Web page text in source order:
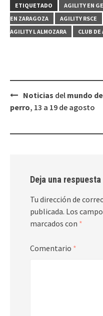
ETIQUETADO AGILITY EN
EN ZARAGOZA
AGILITY RSCE
AGILITY L ALMOZARA
CLUB DE
Navegación
de
Noticias del mundo
perro, 13 a 19 de agosto
Deja una respuesta
Tu dirección de
publicada. Los
marcados con *
Comentario *